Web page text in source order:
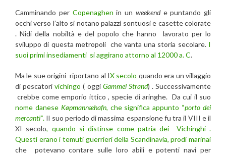
Camminando per Copenaghen in un weekend e puntando gli
occhi verso l’alto si notano palazzi sontuosi e casette colorate
. Nidi della nobiltà e del popolo che hanno lavorato per lo
sviluppo di questa metropoli che vanta una storia secolare. I
suoi primi insediamenti si aggirano attorno al 12000 a. C.
Ma le sue origini riportano al IX secolo quando era un villaggio
di pescatorivichingo ( oggi Gammel Strand) . Successivamente
crebbe come emporio ittico , specie di aringhe. Da cui il suo
nome danese Køpmannæhafn, che significa appunto “porto dei
mercanti”. Il suo periodo di massima espansione fu tra il VIII e il
XI secolo, quando si distinse come patria dei Vichinghi .
Questi erano i temuti guerrieri della Scandinavia, prodi marinai
che potevano contare sulle loro abili e potenti navi per